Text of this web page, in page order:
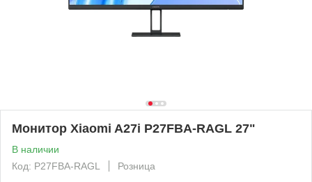
Монитор Xiaomi A27i P27FBA-RAGL 27"
В наличии
Код: P27FBA-RAGL
Розница